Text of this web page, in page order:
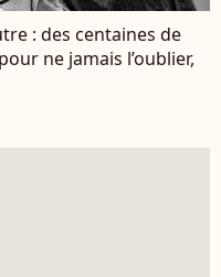
: des centaines de
ne jamais l’oublier,